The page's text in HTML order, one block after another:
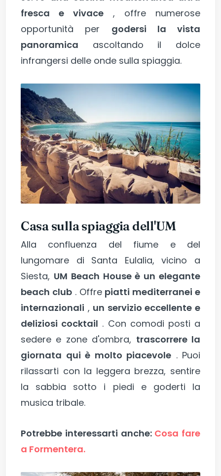
fresca e vivace , offre numerose
opportunità per godersi la vista
panoramica ascoltando il dolce
infrangersi delle onde sulla spiaggia.
Casa sulla spiaggia dell'UM
Alla confluenza del fiume e del
lungomare di Santa Eulalia, vicino a
Siesta, UM Beach House è un elegante
beach club. Offre piatti mediterranei e
internazionali , un servizio eccellente e
deliziosi cocktail . Con comodi posti a
sedere e zone d'ombra, trascorrere la
giornata qui è molto piacevole . Puoi
rilassarti con la leggera brezza, sentire
la sabbia sotto i piedi e goderti la
musica tribale.
Potrebbe interessarti anche: Cosa fare
a Formentera.